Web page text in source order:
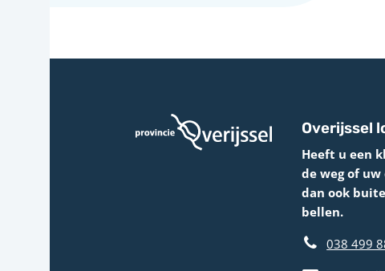
Overijssel
Heeft u een
de weg of uw
dan ook
bellen.
038 499